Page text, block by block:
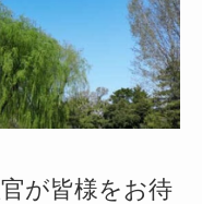
が皆様をお待